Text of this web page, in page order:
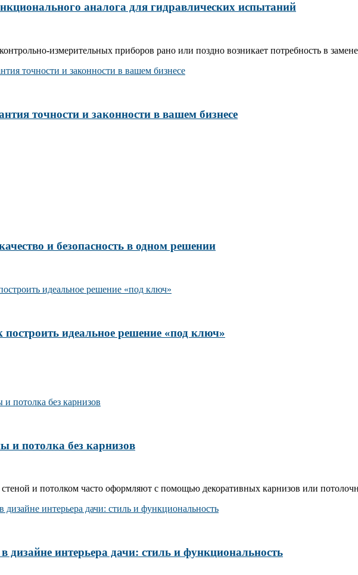
аналога для гидравлических испытаний
измерительных приборов рано или поздно возникает потребность в
точности и законности в вашем бизнесе
и безопасность в одном решении
идеальное решение «под ключ»
и потолка без карнизов
и потолком часто оформляют с помощью декоративных карнизов или
дизайне интерьера дачи: стиль и функциональность